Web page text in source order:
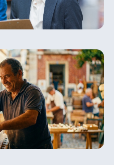
dans le secteur de